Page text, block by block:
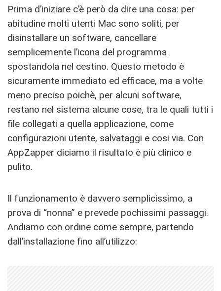
Prima d’iniziare c’è però da dire una cosa: per
abitudine molti utenti Mac sono soliti, per
disinstallare un software, cancellare
semplicemente l’icona del programma
spostandola nel cestino. Questo metodo è
sicuramente immediato ed efficace, ma a volte
meno preciso poichè, per alcuni software,
restano nel sistema alcune cose, tra le quali tutti i
file collegati a quella applicazione, come
configurazioni utente, salvataggi e cosi via. Con
AppZapper diciamo il risultato è più clinico e
pulito.
Il funzionamento è davvero semplicissimo, a
prova di “nonna” e prevede pochissimi passaggi.
Andiamo con ordine come sempre, partendo
dall’installazione fino all’utilizzo: